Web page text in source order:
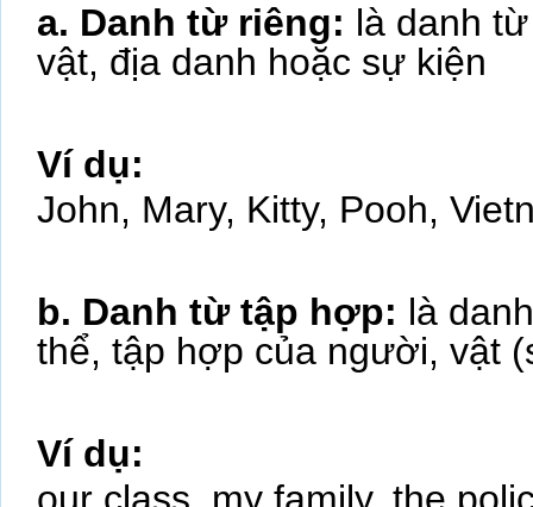
a. Danh từ riêng: là danh
vật, địa danh hoặc sự kiện
Ví dụ:
John, Mary, Kitty, Pooh,
b. Danh từ tập hợp: là
thể, tập hợp của người, vật
Ví dụ: